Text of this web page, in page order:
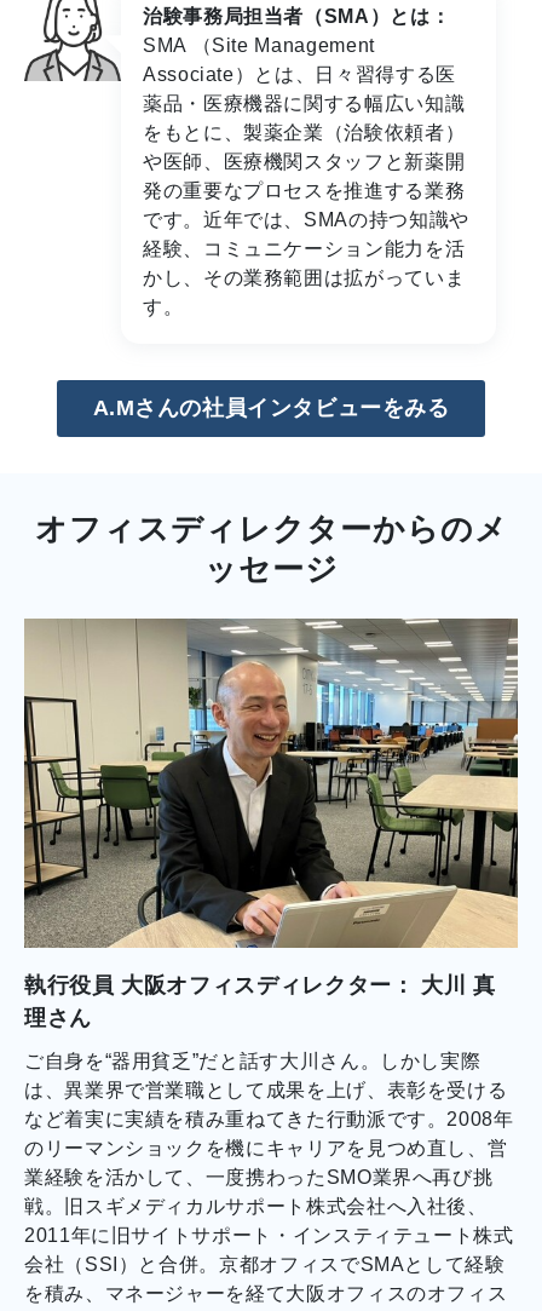
治験事務局担当者（SMA）とは：
SMA （Site Management
Associate）とは、日々習得する医
薬品・医療機器に関する幅広い知識
をもとに、製薬企業（治験依頼者）
や医師、医療機関スタッフと新薬開
発の重要なプロセスを推進する業務
です。近年では、SMAの持つ知識や
経験、コミュニケーション能力を活
かし、その業務範囲は拡がっていま
す。
A.Mさんの社員インタビューをみる
オフィスディレクターからのメ
ッセージ
執行役員 大阪オフィスディレクター： 大川 真
理さん
ご自身を“器用貧乏”だと話す大川さん。しかし実際
は、異業界で営業職として成果を上げ、表彰を受ける
など着実に実績を積み重ねてきた行動派です。2008年
のリーマンショックを機にキャリアを見つめ直し、営
業経験を活かして、一度携わったSMO業界へ再び挑
戦。旧スギメディカルサポート株式会社へ入社後、
2011年に旧サイトサポート・インスティテュート株式
会社（SSI）と合併。京都オフィスでSMAとして経験
を積み、マネージャーを経て大阪オフィスのオフィス